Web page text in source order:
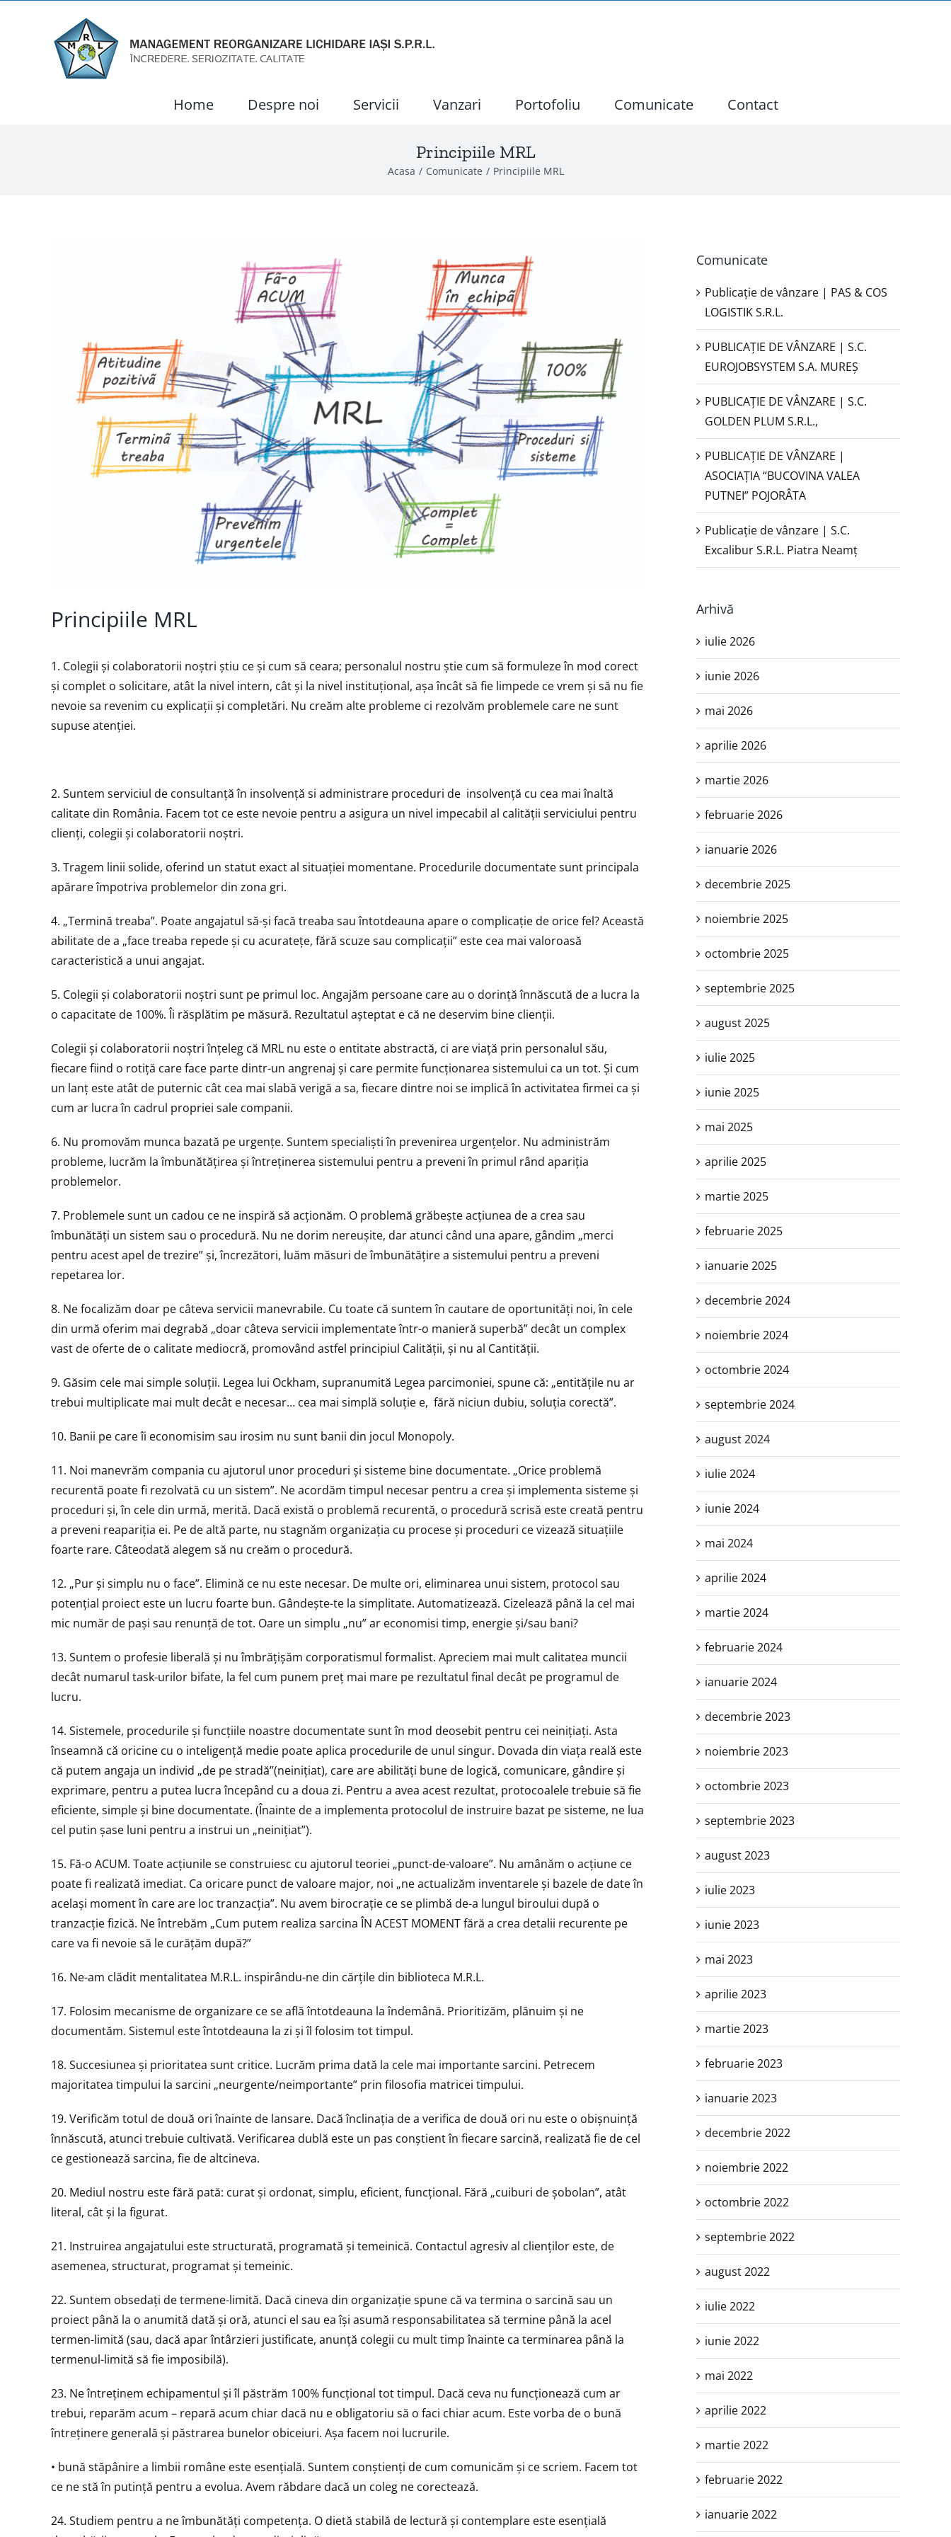
Home Despre noi Servicii Vanzari Portofoliu Comunicate Contact
Principiile MRL
Acasa Comunicate Principiile MRL
Principiile MRL
1. Colegii și colaboratorii noștri știu ce și cum să ceara; personalul nostru știe cum să formuleze în mod corect
și complet o solicitare, atât la nivel intern, cât și la nivel instituțional, așa încât să fie limpede ce vrem și să nu fie
nevoie sa revenim cu explicații și completări. Nu creăm alte probleme ci rezolvăm problemele care ne sunt
supuse atenției.
2. Suntem serviciul de consultanță în insolvență si administrare proceduri de insolvență cu cea mai înaltă
calitate din România. Facem tot ce este nevoie pentru a asigura un nivel impecabil al calității serviciului pentru
clienți, colegii și colaboratorii noștri.
3. Tragem linii solide, oferind un statut exact al situației momentane. Procedurile documentate sunt principala
apărare împotriva problemelor din zona gri.
4. „Termină treaba”. Poate angajatul să-și facă treaba sau întotdeauna apare o complicație de orice fel? Această
abilitate de a „face treaba repede și cu acuratețe, fără scuze sau complicații” este cea mai valoroasă
caracteristică a unui angajat.
5. Colegii și colaboratorii noștri sunt pe primul loc. Angajăm persoane care au o dorință înnăscută de a lucra la
o capacitate de 100%. Îi răsplătim pe măsură. Rezultatul așteptat e că ne deservim bine clienții.
Colegii și colaboratorii noștri înțeleg că MRL nu este o entitate abstractă, ci are viață prin personalul său,
fiecare fiind o rotiță care face parte dintr-un angrenaj și care permite funcționarea sistemului ca un tot. Și cum
un lanț este atât de puternic cât cea mai slabă verigă a sa, fiecare dintre noi se implică în activitatea firmei ca și
cum ar lucra în cadrul propriei sale companii.
6. Nu promovăm munca bazată pe urgențe. Suntem specialiști în prevenirea urgențelor. Nu administrăm
probleme, lucrăm la îmbunătățirea și întreținerea sistemului pentru a preveni în primul rând apariția
problemelor.
7. Problemele sunt un cadou ce ne inspiră să acționăm. O problemă grăbește acțiunea de a crea sau
îmbunătăți un sistem sau o procedură. Nu ne dorim nereușite, dar atunci când una apare, gândim „merci
pentru acest apel de trezire” și, încrezători, luăm măsuri de îmbunătățire a sistemului pentru a preveni
repetarea lor.
8. Ne focalizăm doar pe câteva servicii manevrabile. Cu toate că suntem în cautare de oportunități noi, în cele
din urmă oferim mai degrabă „doar câteva servicii implementate într-o manieră superbă” decât un complex
vast de oferte de o calitate mediocră, promovând astfel principiul Calității, și nu al Cantității.
9. Găsim cele mai simple soluții. Legea lui Ockham, supranumită Legea parcimoniei, spune că: „entitățile nu ar
trebui multiplicate mai mult decât e necesar… cea mai simplă soluție e, fără niciun dubiu, soluția corectă”.
10. Banii pe care îi economisim sau irosim nu sunt banii din jocul Monopoly.
11. Noi manevrăm compania cu ajutorul unor proceduri și sisteme bine documentate. „Orice problemă
recurentă poate fi rezolvată cu un sistem”. Ne acordăm timpul necesar pentru a crea și implementa sisteme și
proceduri și, în cele din urmă, merită. Dacă există o problemă recurentă, o procedură scrisă este creată pentru
a preveni reapariția ei. Pe de altă parte, nu stagnăm organizația cu procese și proceduri ce vizează situațiile
foarte rare. Câteodată alegem să nu creăm o procedură.
12. „Pur și simplu nu o face”. Elimină ce nu este necesar. De multe ori, eliminarea unui sistem, protocol sau
potențial proiect este un lucru foarte bun. Gândește-te la simplitate. Automatizează. Cizelează până la cel mai
mic număr de pași sau renunță de tot. Oare un simplu „nu” ar economisi timp, energie și/sau bani?
13. Suntem o profesie liberală și nu îmbrățișăm corporatismul formalist. Apreciem mai mult calitatea muncii
decât numarul task-urilor bifate, la fel cum punem preț mai mare pe rezultatul final decât pe programul de
lucru.
14. Sistemele, procedurile și funcțiile noastre documentate sunt în mod deosebit pentru cei neinițiați. Asta
înseamnă că oricine cu o inteligență medie poate aplica procedurile de unul singur. Dovada din viața reală este
că putem angaja un individ „de pe stradă”(neinițiat), care are abilități bune de logică, comunicare, gândire și
exprimare, pentru a putea lucra începând cu a doua zi. Pentru a avea acest rezultat, protocoalele trebuie să fie
eficiente, simple și bine documentate. (Înainte de a implementa protocolul de instruire bazat pe sisteme, ne lua
cel putin șase luni pentru a instrui un „neinițiat”).
15. Fă-o ACUM. Toate acțiunile se construiesc cu ajutorul teoriei „punct-de-valoare”. Nu amânăm o acțiune ce
poate fi realizată imediat. Ca oricare punct de valoare major, noi „ne actualizăm inventarele și bazele de date în
același moment în care are loc tranzacția”. Nu avem birocrație ce se plimbă de-a lungul biroului după o
tranzacție fizică. Ne întrebăm „Cum putem realiza sarcina ÎN ACEST MOMENT fără a crea detalii recurente pe
care va fi nevoie să le curățăm după?”
16. Ne-am clădit mentalitatea M.R.L. inspirându-ne din cărțile din biblioteca M.R.L.
17. Folosim mecanisme de organizare ce se află întotdeauna la îndemână. Prioritizăm, plănuim și ne
documentăm. Sistemul este întotdeauna la zi și îl folosim tot timpul.
18. Succesiunea și prioritatea sunt critice. Lucrăm prima dată la cele mai importante sarcini. Petrecem
majoritatea timpului la sarcini „neurgente/neimportante” prin filosofia matricei timpului.
19. Verificăm totul de două ori înainte de lansare. Dacă înclinația de a verifica de două ori nu este o obișnuință
înnăscută, atunci trebuie cultivată. Verificarea dublă este un pas conștient în fiecare sarcină, realizată fie de cel
ce gestionează sarcina, fie de altcineva.
20. Mediul nostru este fără pată: curat și ordonat, simplu, eficient, funcțional. Fără „cuiburi de șobolan”, atât
literal, cât și la figurat.
21. Instruirea angajatului este structurată, programată și temeinică. Contactul agresiv al clienților este, de
asemenea, structurat, programat și temeinic.
22. Suntem obsedați de termene-limită. Dacă cineva din organizație spune că va termina o sarcină sau un
proiect până la o anumită dată și oră, atunci el sau ea își asumă responsabilitatea să termine până la acel
termen-limită (sau, dacă apar întârzieri justificate, anunță colegii cu mult timp înainte ca terminarea până la
termenul-limită să fie imposibilă).
23. Ne întreținem echipamentul și îl păstrăm 100% funcțional tot timpul. Dacă ceva nu funcționează cum ar
trebui, reparăm acum – repară acum chiar dacă nu e obligatoriu să o faci chiar acum. Este vorba de o bună
întreținere generală și păstrarea bunelor obiceiuri. Așa facem noi lucrurile.
• bună stăpânire a limbii române este esențială. Suntem conștienți de cum comunicăm și ce scriem. Facem tot
ce ne stă în putință pentru a evolua. Avem răbdare dacă un coleg ne corectează.
24. Studiem pentru a ne îmbunătăți competența. O dietă stabilă de lectură și contemplare este esențială
Comunicate
Publicație de vânzare | PAS & COS
LOGISTIK S.R.L.
PUBLICAŢIE DE VÂNZARE | S.C.
EUROJOBSYSTEM S.A. MUREȘ
PUBLICAȚIE DE VÂNZARE | S.C.
GOLDEN PLUM S.R.L.,
PUBLICAŢIE DE VÂNZARE |
ASOCIAȚIA “BUCOVINA VALEA
PUTNEI” POJORÂTA
Publicație de vânzare | S.C.
Excalibur S.R.L. Piatra Neamţ
Arhivă
iulie 2026
iunie 2026
mai 2026
aprilie 2026
martie 2026
februarie 2026
ianuarie 2026
decembrie 2025
noiembrie 2025
octombrie 2025
septembrie 2025
august 2025
iulie 2025
iunie 2025
mai 2025
aprilie 2025
martie 2025
februarie 2025
ianuarie 2025
decembrie 2024
noiembrie 2024
octombrie 2024
septembrie 2024
august 2024
iulie 2024
iunie 2024
mai 2024
aprilie 2024
martie 2024
februarie 2024
ianuarie 2024
decembrie 2023
noiembrie 2023
octombrie 2023
septembrie 2023
august 2023
iulie 2023
iunie 2023
mai 2023
aprilie 2023
martie 2023
februarie 2023
ianuarie 2023
decembrie 2022
noiembrie 2022
octombrie 2022
septembrie 2022
august 2022
iulie 2022
iunie 2022
mai 2022
aprilie 2022
martie 2022
februarie 2022
ianuarie 2022